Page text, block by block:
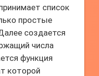
список
простые
создается
числа
функция
которой